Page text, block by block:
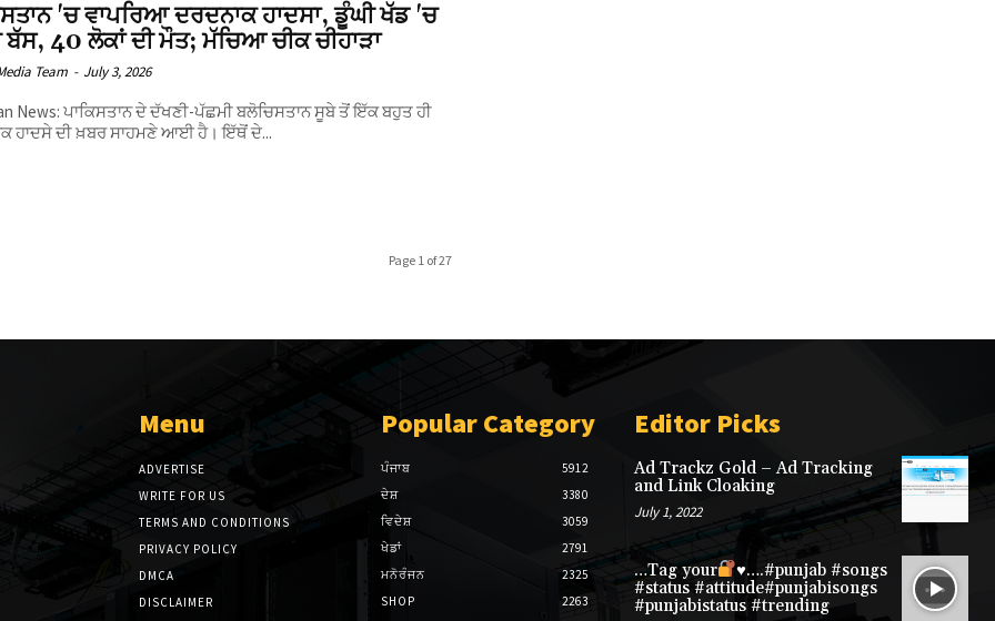
'ਚ ਵਾਪਰਿਆ ਦਰਦਨਾਕ ਹਾਦਸਾ, ਡੂੰਘੀ ਖੱਡ 'ਚ
ਬੱਸ, 40 ਲੋਕਾਂ ਦੀ ਮੌਤ; ਮੱਚਿਆ ਚੀਕ ਚੀਹਾੜਾ
Team - July 3, 2026
News: ਪਾਕਿਸਤਾਨ ਦੇ ਦੱਖਣੀ-ਪੱਛਮੀ ਬਲੋਚਿਸਤਾਨ ਸੂਬੇ ਤੋਂ ਇੱਕ ਬਹੁਤ ਹੀ
ਹਾਦਸੇ ਦੀ ਖ਼ਬਰ ਸਾਹਮਣੇ ਆਈ ਹੈ। ਇੱਥੋਂ ਦੇ...
Page 1 of 27
Menu
ADVERTISE
WRITE FOR US
TERMS AND CONDITIONS
PRIVACY POLICY
DMCA
DISCLAIMER
Popular Category
ਪੰਜਾਬ
5912
ਦੇਸ਼
3380
ਵਿਦੇਸ਼
3059
ਖੇਡਾਂ
2791
ਮਨੋਰੰਜਨ
2325
SHOP
2263
Editor Picks
Ad Trackz Gold – Ad Tracking
and Link Cloaking
July 1, 2022
…Tag your ♥️….#punjab #songs
#status #attitude#punjabisongs
#punjabistatus #trending